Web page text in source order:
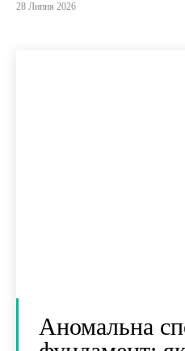
28 Липня 2026
Аномальна